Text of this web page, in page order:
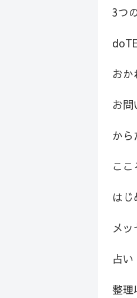
3つ
おか
お問
から
ここ
はじ
メ
占
整理